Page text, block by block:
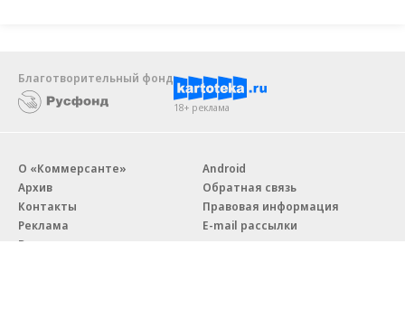
Благотворительный фонд
18+ реклама
О «Коммерсанте»
Архив
Контакты
Реклама
Вакансии
Android
Обратная связь
Правовая информация
E-mail рассылки